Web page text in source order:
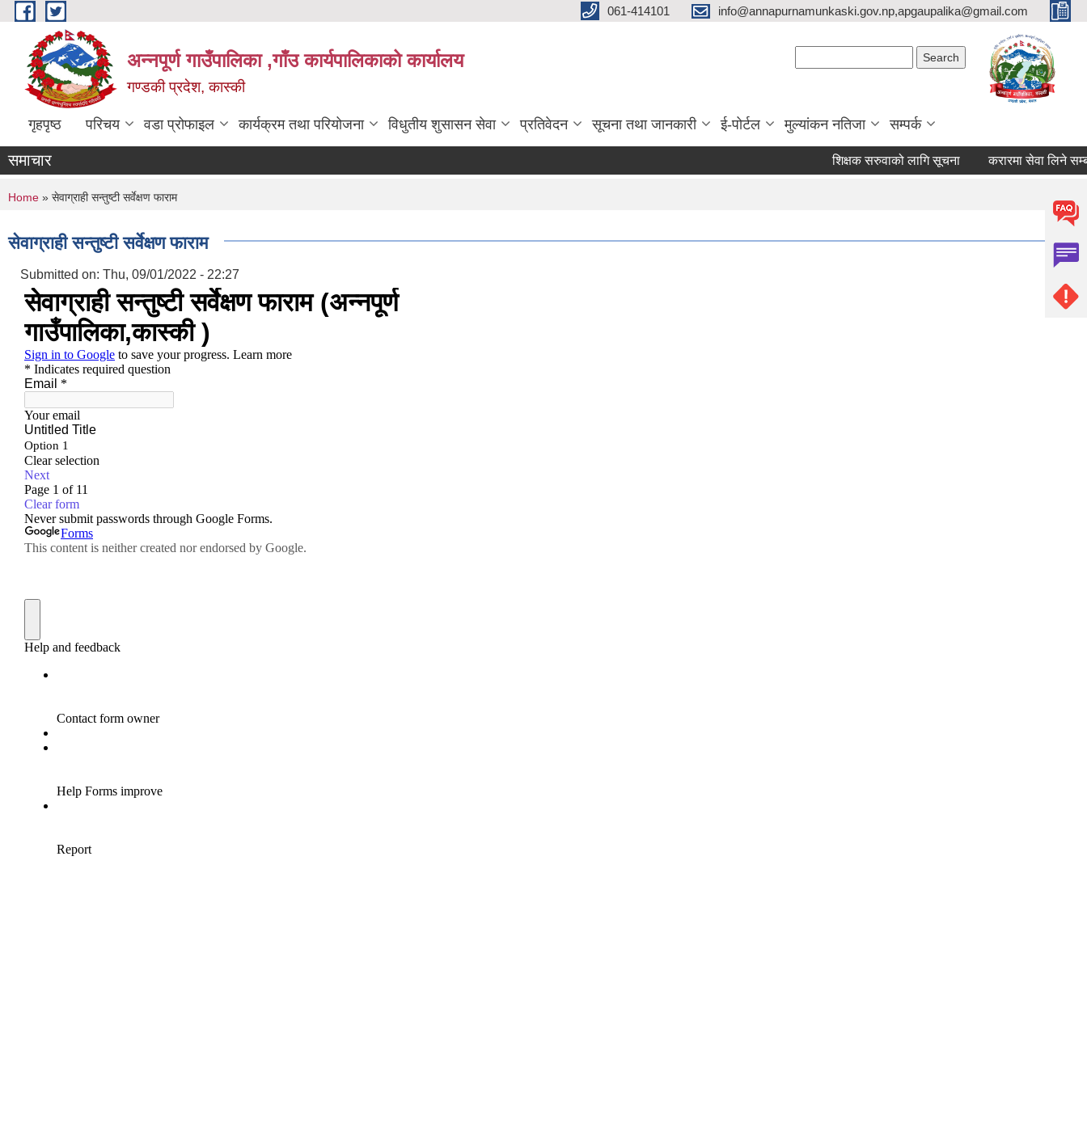
Skip to main content 061-414101 info@annapurnamunkaski.gov.np,apgaupalika@gmail.com
अन्नपूर्ण गाउँपालिका ,गाँउ कार्यपालिकाको कार्यालय
गण्डकी प्रदेश, कास्की
गृहपृष्ठ परिचय वडा प्रोफाइल कार्यक्रम तथा परियोजना विधुतीय शुसासन सेवा प्रतिवेदन सूचना तथा जानकारी ई-पोर्टल मुल्यांकन नतिजा सम्पर्क
समाचार शिक्षक सरुवाको लागि सूचना करारमा सेवा लिने
You are here
Home » सेवाग्राही सन्तुष्टी सर्वेक्षण फाराम
सेवाग्राही सन्तुष्टी सर्वेक्षण फाराम
Submitted on: Thu, 09/01/2022 - 22:27